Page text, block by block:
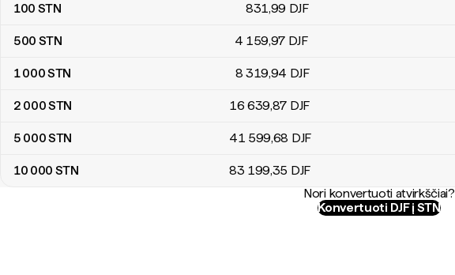
100 STN 831,99 DJF
500 STN 4 159,97 DJF
1 000STN 8 319,94 DJF
2 000STN 16 639,87 DJF
5 000STN 41 599,68 DJF
10 000 STN 83 199,35 DJF
Nori konvertuoti atvirkščiai?
Konvertuoti DJF į STN